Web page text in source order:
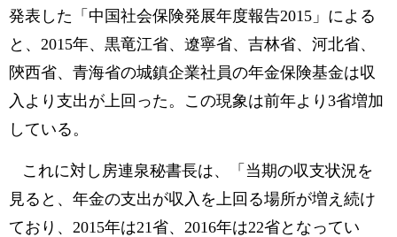
発表した「中国社会保険発展年度報告2015」による
と、2015年、黒竜江省、遼寧省、吉林省、河北省、
陝西省、青海省の城鎮企業社員の年金保険基金は収
入より支出が上回った。この現象は前年より3省増加
している。
これに対し房連泉秘書長は、「当期の収支状況を
見ると、年金の支出が収入を上回る場所が増え続け
ており、2015年は21省、2016年は22省となってい